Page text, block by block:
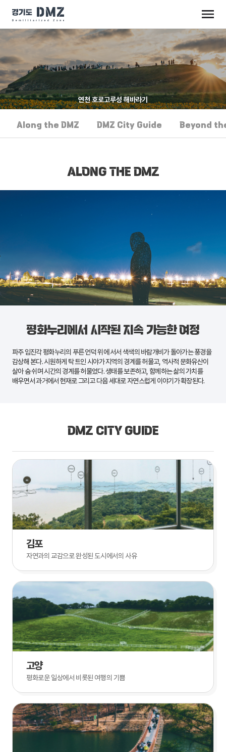
연천 호로고루성 해바라기
Along the DMZ DMZ City Guide Beyond
ALONG THE DMZ
평화누리에서 시작된 지속 가능한 여정
파주임진각 평화누리의 푸른 언덕 위에 서서 색색의 바람개비가 돌아가는 풍경을
감상해 본다. 시원하게 탁 트인 시야가 지역의 경계를 허물고, 역사적 문화유산이
살아 숨 쉬며 시간의 경계를 허물었다. 생태를 보존하고, 함께하는 삶의 가치를
배우면서 과거에서 현재로 그리고 다음 세대로 자연스럽게 이야기가 확장된다.
DMZ CITY GUIDE
김포
자연과의 교감으로 완성된 도시에서의 사유
고양
평화로운 일상에서 비롯된 여행의 기쁨